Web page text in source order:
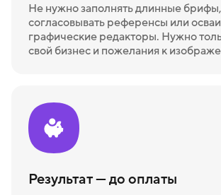
Не нужно заполнять длинные брифы,
согласовывать референсы или
графические редакторы. Нужно
свой бизнес и пожелания к
Результат — до оплаты